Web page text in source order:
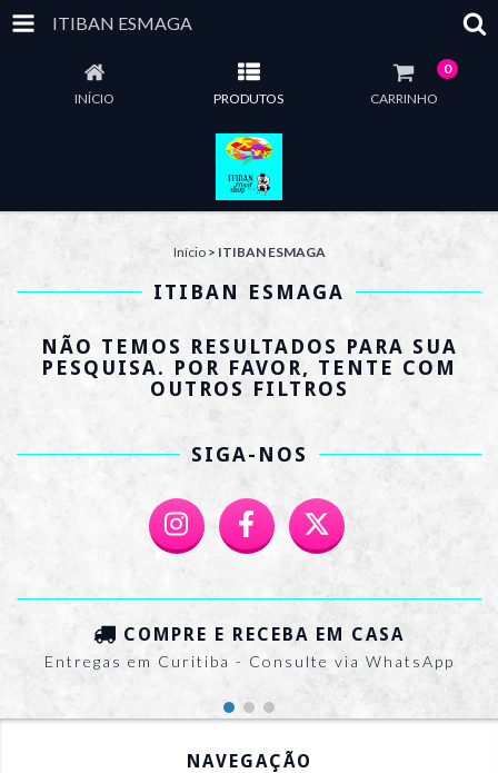
ITIBAN ESMAGA
INÍCIO PRODUTOS CARRINHO
0
Início > ITIBAN ESMAGA
ITIBAN ESMAGA
NÃO TEMOS RESULTADOS PARA SUA
PESQUISA. POR FAVOR, TENTE COM
OUTROS FILTROS
SIGA-NOS
COMPRE E RECEBA EM CASA
Entregas em Curitiba - Consulte via WhatsApp
NAVEGAÇÃO